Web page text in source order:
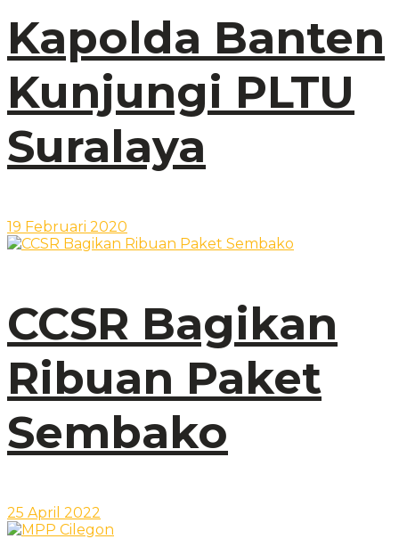
Kapolda Banten
Kunjungi PLTU
Suralaya
19 Februari 2020
CCSR Bagikan
Ribuan Paket
Sembako
25 April 2022